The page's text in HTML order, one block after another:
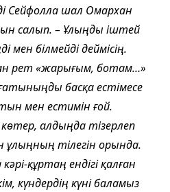
Сейфолла шал Омархан
салып. – Ұлыңды іштей
мен білмейді деймісің.
рет «жарығым, бо­там…»
басқа естімесе
мен естимін ғой.
алдыңда тізерлеп
ұлыңның тілегін орында.
құртаң ендігі қалған
күндердің күні баламыз